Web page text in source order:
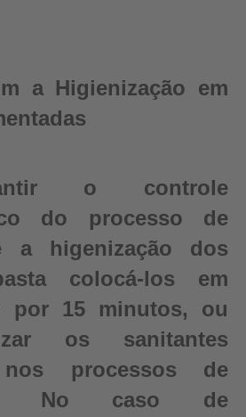
a Higienização em
o controle
do processo de
a higenização dos
colocá-los em
por 15 minutos, ou
os sanitantes
nos processos de
No caso de